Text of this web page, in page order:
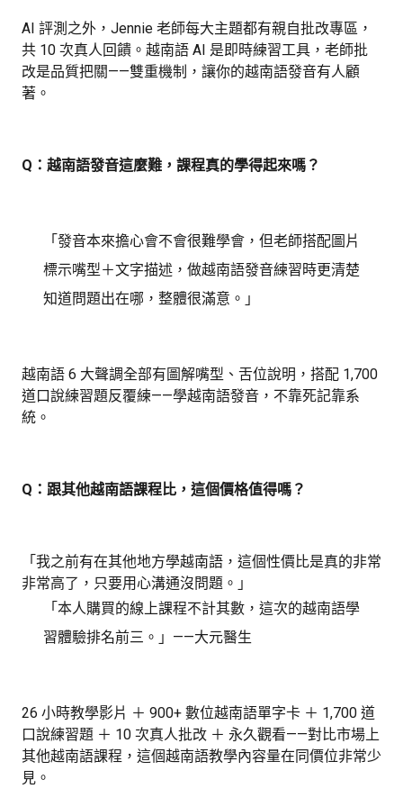
AI 評測之外，Jennie 老師每大主題都有親自批改專區，
共 10 次真人回饋。越南語 AI 是即時練習工具，老師批
改是品質把關——雙重機制，讓你的越南語發音有人顧
著。
Q：越南語發音這麼難，課程真的學得起來嗎？
「發音本來擔心會不會很難學會，但老師搭配圖片
標示嘴型＋文字描述，做越南語發音練習時更清楚
知道問題出在哪，整體很滿意。」
越南語 6 大聲調全部有圖解嘴型、舌位說明，搭配 1,700
道口說練習題反覆練——學越南語發音，不靠死記靠系
統。
Q：跟其他越南語課程比，這個價格值得嗎？
「我之前有在其他地方學越南語，這個性價比是真的非常
非常高了，只要用心溝通沒問題。」
「本人購買的線上課程不計其數，這次的越南語學
習體驗排名前三。」——大元醫生
26 小時教學影片 ＋ 900+ 數位越南語單字卡 ＋ 1,700 道
口說練習題 ＋ 10 次真人批改 ＋ 永久觀看——對比市場上
其他越南語課程，這個越南語教學內容量在同價位非常少
見。